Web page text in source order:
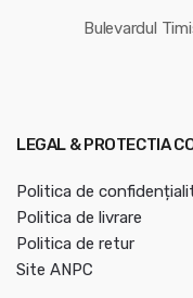
Bulevardul
LEGAL & PROTECTIA
Politica de
Politica de livrare
Politica de retur
Site ANPC